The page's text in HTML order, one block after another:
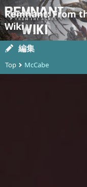
Remnant: From
Wiki
編集
Top McCabe